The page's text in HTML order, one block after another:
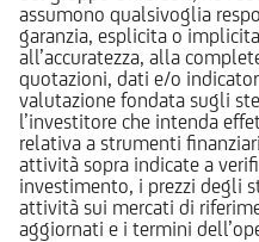
assumono qualsivoglia
garanzia, esplicita o
all’accuratezza, alla
quotazioni, dati e/o
valutazione fondata sugli
l’investitore che intenda
relativa a strumenti
attività sopra indicate a
investimento, i prezzi degli
attività sui mercati di
aggiornati e i termini